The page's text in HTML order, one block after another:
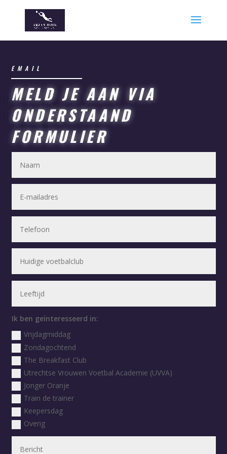
EMAIL
MELD JE AAN VIA
ONDERSTAAND
FORMULIER
Ik ben geïnteresseerd in:
Vrijdagmiddag
Zondagochtend
The Breakfast Club
Utrechtse Vrouwen Voetbal Academie (UVVA)
Jonger Oranje
Train de trainer
Keepersdag
Overig